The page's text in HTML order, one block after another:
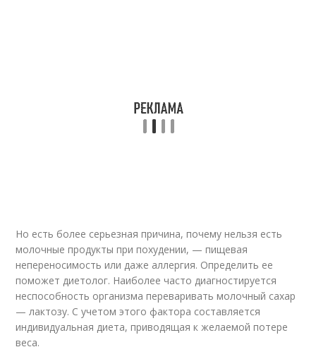
Но есть более серьезная причина, почему нельзя есть
молочные продукты при похудении, — пищевая
непереносимость или даже аллергия. Определить ее
поможет диетолог. Наиболее часто диагностируется
неспособность организма переваривать молочный сахар
— лактозу. С учетом этого фактора составляется
индивидуальная диета, приводящая к желаемой потере
веса.